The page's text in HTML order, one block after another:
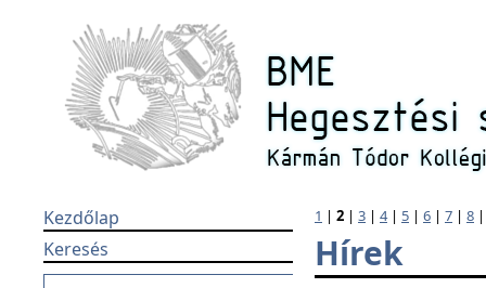
Kezdőlap
Keresés
1 | 2 | 3 | 4| 5 | 6 | 7 | 8
Hírek